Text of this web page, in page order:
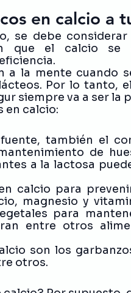
en calcio a
se debe
que el calcio se
a la mente cuando
Por lo tanto,
siempre va a ser la
en calcio:
también el
de
a la lactosa
calcio para
magnesio y
para
entre otros
son los
otros.